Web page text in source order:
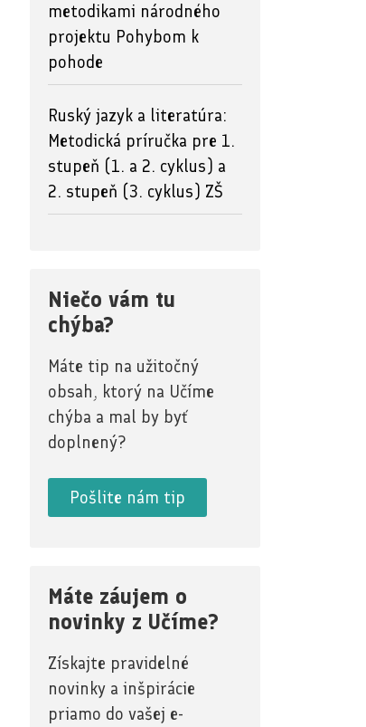
metodikami národného
projektu Pohybom k
pohode
Ruský jazyk a literatúra:
Metodická príručka pre 1.
stupeň (1. a 2. cyklus) a
2. stupeň (3. cyklus) ZŠ
Niečo vám tu
chýba?
Máte tip na užitočný
obsah, ktorý na Učíme
chýba a mal by byť
doplnený?
Pošlite nám tip
Máte záujem o
novinky z Učíme?
Získajte pravidelné
novinky a inšpirácie
priamo do vašej e-